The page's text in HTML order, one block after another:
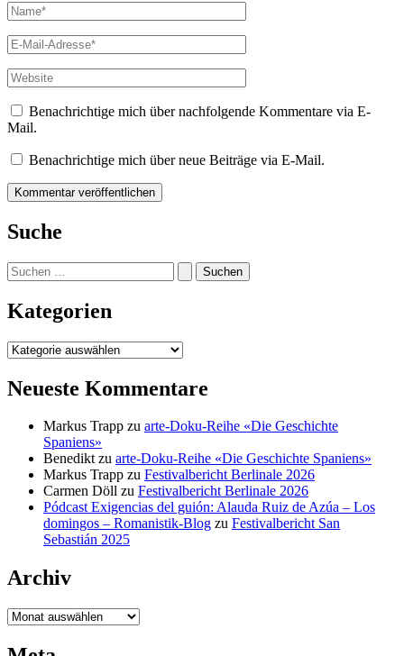
Name*
E-
Mail-
Adresse*
Website
Benachrichtige mich über nachfolgende Kommentare via E-
Mail.
Benachrichtige mich über neue Beiträge via E-Mail.
Suche
Suchen
nach:
Kategorien
Kategorien
Neueste Kommentare
Markus Trapp zu arte-Doku-Reihe «Die Geschichte
Spaniens»
Benediktzu arte-Doku-Reihe «Die Geschichte Spaniens»
Markus Trapp zu Festivalbericht Berlinale 2026
Carmen Döll zu Festivalbericht Berlinale 2026
Pódcast Exigencias del guión: Alauda Ruiz de Azúa – Los
domingos – Romanistik-Blog zu Festivalbericht San
Sebastián 2025
Archiv
Archiv